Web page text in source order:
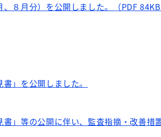
８月分）を公開しました。（PDF 84KB
」を公開しました。
書」等の公開に伴い、監査指摘・改善措